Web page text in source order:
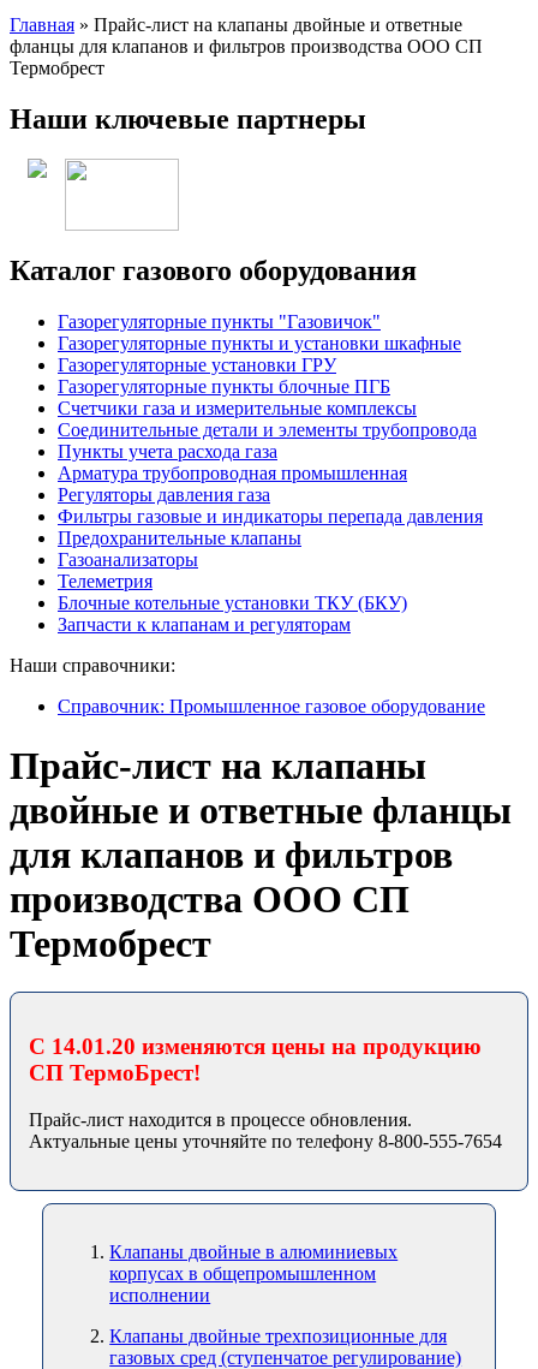
Главная » Прайс-лист на клапаны двойные и ответные
фланцы для клапанов и фильтров производства ООО СП
Термобрест
Наши ключевые партнеры
Каталог газового оборудования
Газорегуляторные пункты "Газовичок"
Газорегуляторные пункты и установки шкафные
Газорегуляторные установки ГРУ
Газорегуляторные пункты блочные ПГБ
Счетчики газа и измерительные комплексы
Соединительные детали и элементы трубопровода
Пункты учета расхода газа
Арматура трубопроводная промышленная
Регуляторы давления газа
Фильтры газовые и индикаторы перепада давления
Предохранительные клапаны
Газоанализаторы
Телеметрия
Блочные котельные установки ТКУ (БКУ)
Запчасти к клапанам и регуляторам
Наши справочники:
Справочник: Промышленное газовое оборудование
Прайс-лист на клапаны
двойные и ответные фланцы
для клапанов и фильтров
производства ООО СП
Термобрест
С 14.01.20 изменяются цены на продукцию
СП ТермоБрест!
Прайс-лист находится в процессе обновления.
Актуальные цены уточняйте по телефону 8-800-555-7654
Клапаны двойные в алюминиевых
корпусах в общепромышленном
исполнении
Клапаны двойные трехпозиционные для
газовых сред (ступенчатое регулирование)